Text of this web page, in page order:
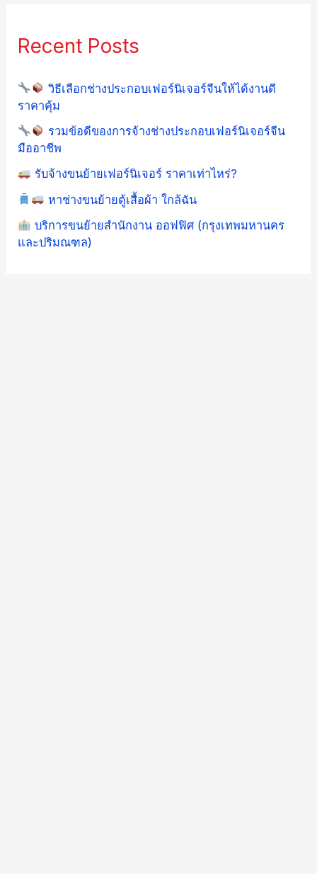
Recent Posts
วิธีเลือกช่างประกอบเฟอร์นิเจอร์จีนให้ได้งานดี
ราคาคุ้ม
รวมข้อดีของการจ้างช่างประกอบเฟอร์นิเจอร์จีน
มืออาชีพ
รับจ้างขนย้ายเฟอร์นิเจอร์ ราคาเท่าไหร่?
หาช่างขนย้ายตู้เสื้อผ้า ใกล้ฉัน
บริการขนย้ายสำนักงาน ออฟฟิศ (กรุงเทพมหานคร
และปริมณฑล)